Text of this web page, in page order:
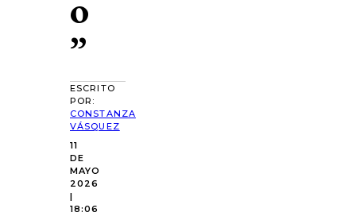
”
ESCRITO
POR:
CONSTANZA
VÁSQUEZ
11
DE
MAYO
2026
|
18:06